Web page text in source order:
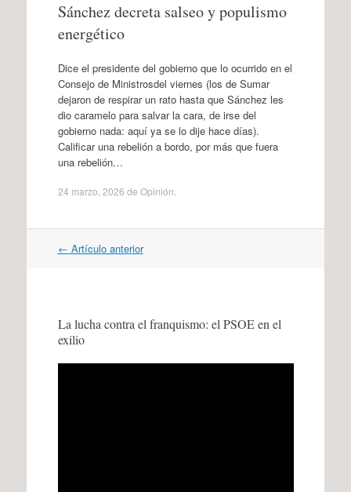
Sánchez decreta salseo y populismo
energético
Dice el presidente del gobierno que lo ocurrido en el
Consejo de Ministrosdel viernes (los de Sumar
dejaron de respirar un rato hasta que Sánchez les
dio caramelo para salvar la cara, de irse del
gobierno nada: aquí ya se lo dije hace días).
Calificar una rebelión a bordo, por más que fuera
una rebelión…
24 marzo, 2026 de Opinión
Navegación
← Artículo anterior
La lucha contra el franquismo: el PSOE en el
exilio